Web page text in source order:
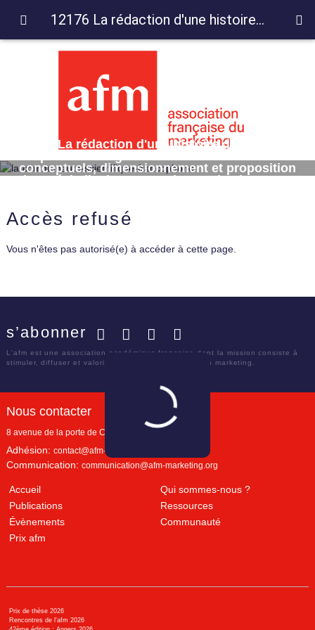
12176 La rédaction d'une histoire de vie chez
conceptuels, dimensionnement et proposition
d'une échelle de mesure des motivations au
Accès refusé
Vous n'êtes pas autorisé(e) à accéder à cette page.
s’abonner
L'afm est une association académique française dont la mission consiste à
stimuler, diffuser et valoriser le savoir scientifique en marketing.
Nous contacter
8 avenue de la porte de Champerret
Adhésion: contact@afm-marketing.org
Communication: communication@afm-marketing.org
Accueil
Qui sommes-nous ?
Publications
Ressources
Évènements
Communauté
Prix afm
Prix de thèse 2026
Rencontres de l'afm 2026
12176 La rédaction d'une histoire de vie chez les personnes âgées : fondements conceptuels, dimensionnement et proposition d'une échelle de mesure des motivations au récit de vie